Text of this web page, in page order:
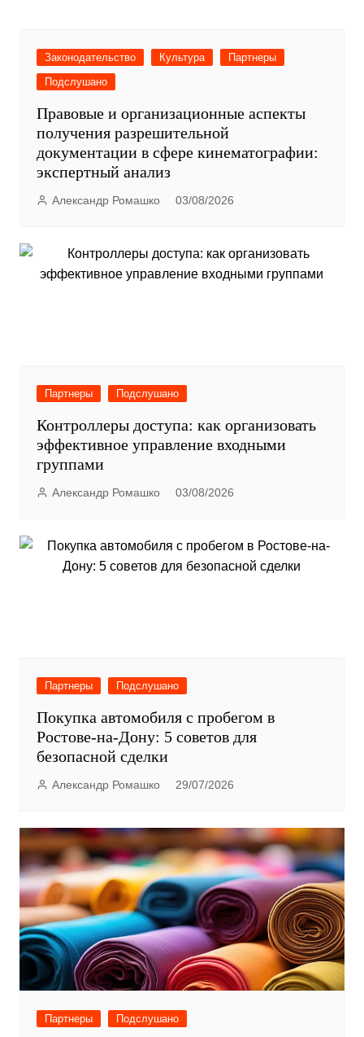
Законодательство Культура
Партнеры
Подслушано
Правовые и организационные аспекты
получения разрешительной
документации в сфере кинематографии:
экспертный анализ
Александр Ромашко 03/08/2026
Партнеры Подслушано
Контроллеры доступа: как организовать
эффективное управление входными
группами
Александр Ромашко 03/08/2026
Партнеры Подслушано
Покупка автомобиля с пробегом в
Ростове-на-Дону: 5 советов для
безопасной сделки
Александр Ромашко 29/07/2026
Партнеры Подслушано